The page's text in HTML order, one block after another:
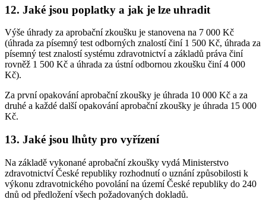
12. Jaké jsou poplatky a jak je lze uhradit
Výše úhrady za aprobační zkoušku je stanovena na 7 000 Kč
(úhrada za písemný test odborných znalostí činí 1 500 Kč, úhrada za
písemný test znalostí systému zdravotnictví a základů práva činí
rovněž 1 500 Kč a úhrada za ústní odbornou zkoušku činí 4 000
Kč).
Za první opakování aprobační zkoušky je úhrada 10 000 Kč a za
druhé a každé další opakování aprobační zkoušky je úhrada 15 000
Kč.
13. Jaké jsou lhůty pro vyřízení
Na základě vykonané aprobační zkoušky vydá Ministerstvo
zdravotnictví České republiky rozhodnutí o uznání způsobilosti k
výkonu zdravotnického povolání na území České republiky do 240
dnů od předložení všech požadovaných dokladů.